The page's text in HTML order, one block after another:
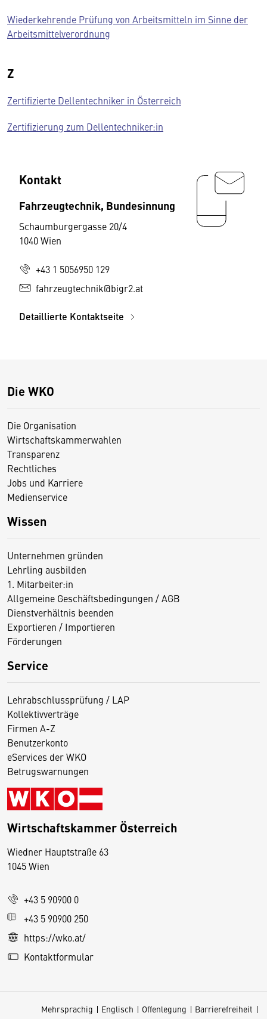
Wiederkehrende Prüfung von Arbeitsmitteln im Sinne der
Arbeitsmittelverordnung
Z
Zertifizierte Dellentechniker in Österreich
Zertifizierung zum Dellentechniker:in
Kontakt
Fahrzeugtechnik, Bundesinnung
Schaumburgergasse 20/4
1040 Wien
+43 1 5056950 129
fahrzeugtechnik@bigr2.at
Detaillierte Kontaktseite
Die WKO
Die Organisation
Wirtschaftskammerwahlen
Transparenz
Rechtliches
Jobs und Karriere
Medienservice
Wissen
Unternehmen gründen
Lehrling ausbilden
1. Mitarbeiter:in
Allgemeine Geschäftsbedingungen / AGB
Dienstverhältnis beenden
Exportieren / Importieren
Förderungen
Service
Lehrabschlussprüfung / LAP
Kollektivverträge
Firmen A-Z
Benutzerkonto
eServices der WKO
Betrugswarnungen
Wirtschaftskammer Österreich
Wiedner Hauptstraße 63
1045 Wien
+43 5 90900 0
+43 5 90900 250
https://wko.at/
Kontaktformular
Mehrsprachig Englisch Offenlegung
Barrierefreiheit
D
s
e
S
e